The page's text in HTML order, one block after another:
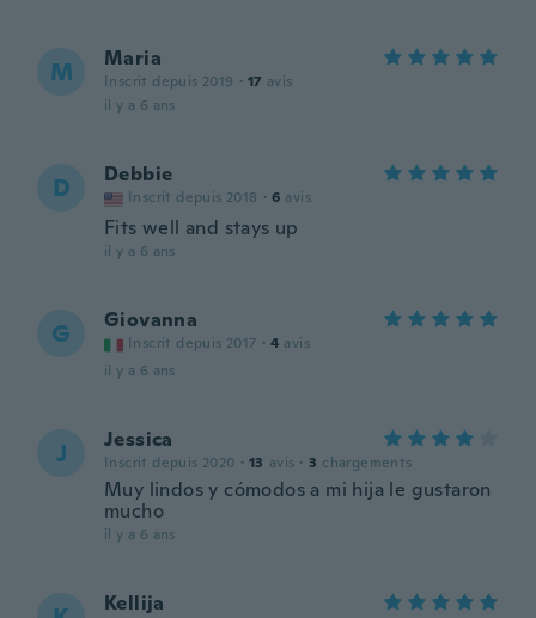
M Maria
Inscrit depuis 2019 · 17 avis
il y a 6 ans
D Debbie
Inscrit depuis 2018 · 6 avis
Fits well and stays up
il y a 6 ans
G Giovanna
Inscrit depuis 2017 · 4 avis
il y a 6 ans
J Jessica
Inscrit depuis 2020 · 13 avis · 3 chargements
Muy lindos y cómodos a mi hija le gustaron
mucho
il y a 6 ans
Kellija